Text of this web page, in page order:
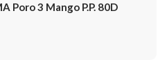
Poro 3 Mango P.P. 80D